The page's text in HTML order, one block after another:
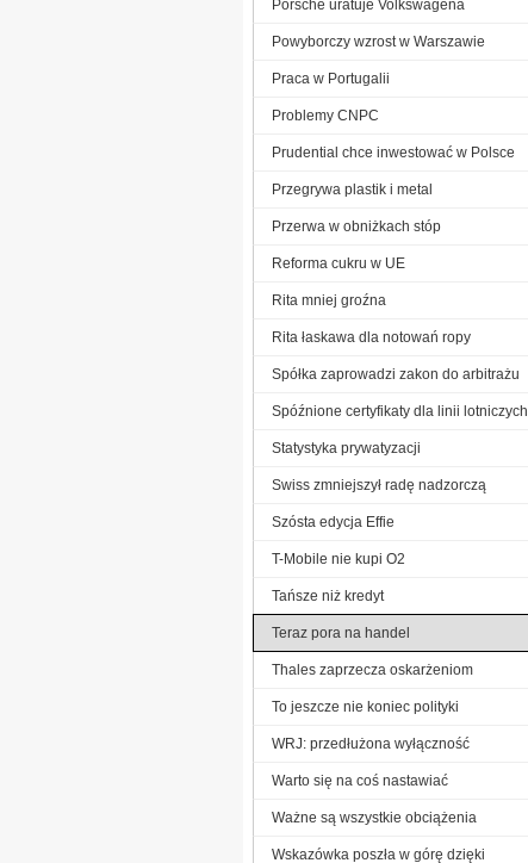
Porsche uratuje Volkswagena
Powyborczy wzrost w Warszawie
Praca w Portugalii
Problemy CNPC
Prudential chce inwestować w Polsce
Przegrywa plastik i metal
Przerwa w obniżkach stóp
Reforma cukru w UE
Rita mniej groźna
Rita łaskawa dla notowań ropy
Spółka zaprowadzi zakon do arbitrażu
Spóźnione certyfikaty dla linii lotniczych
Statystyka prywatyzacji
Swiss zmniejszył radę nadzorczą
Szósta edycja Effie
T-Mobile nie kupi O2
Tańsze niż kredyt
Teraz pora na handel
Thales zaprzecza oskarżeniom
To jeszcze nie koniec polityki
WRJ: przedłużona wyłączność
Warto się na coś nastawiać
Ważne są wszystkie obciążenia
Wskazówka poszła w górę dzięki